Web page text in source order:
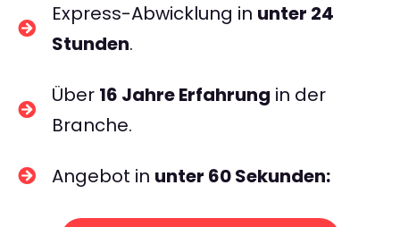
Express-Abwicklung in unter 24
Stunden.
Über 16 Jahre Erfahrung in der
Branche.
Angebot in unter 60 Sekunden: